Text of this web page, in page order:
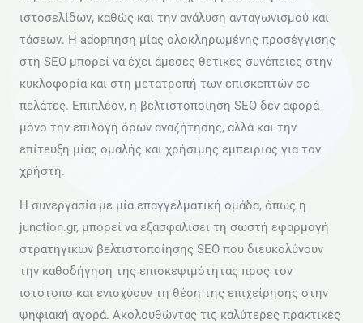
ιστοσελίδων, καθώς και την ανάλυση ανταγωνισμού και
τάσεων. Η adopπηση μίας ολοκληρωμένης προσέγγισης
στη SEO μπορεί να έχει άμεσες θετικές συνέπειες στην
κυκλοφορία και στη μετατροπή των επισκεπτών σε
πελάτες. Επιπλέον, η βελτιστοποίηση SEO δεν αφορά
μόνο την επιλογή όρων αναζήτησης, αλλά και την
επίτευξη μίας ομαλής και χρήσιμης εμπειρίας για τον
χρήστη.
Η συνεργασία με μία επαγγελματική ομάδα, όπως η
junction.gr, μπορεί να εξασφαλίσει τη σωστή εφαρμογή
στρατηγικών βελτιστοποίησης SEO που διευκολύνουν
την καθοδήγηση της επισκεψιμότητας προς τον
ιστότοπο και ενισχύουν τη θέση της επιχείρησης στην
ψηφιακή αγορά. Ακολουθώντας τις καλύτερες πρακτικές